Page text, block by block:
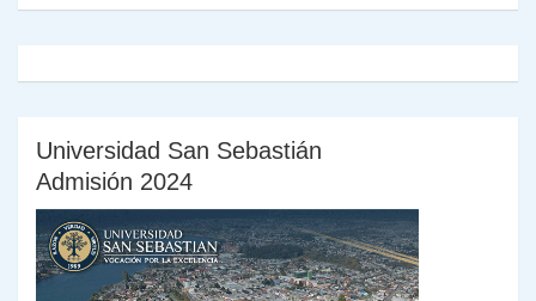
Universidad San Sebastián
Admisión 2024